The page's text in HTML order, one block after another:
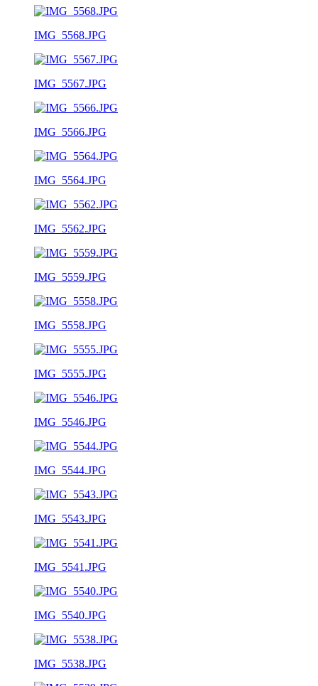
IMG_5568.JPG
IMG_5567.JPG
IMG_5566.JPG
IMG_5564.JPG
IMG_5562.JPG
IMG_5559.JPG
IMG_5558.JPG
IMG_5555.JPG
IMG_5546.JPG
IMG_5544.JPG
IMG_5543.JPG
IMG_5541.JPG
IMG_5540.JPG
IMG_5538.JPG